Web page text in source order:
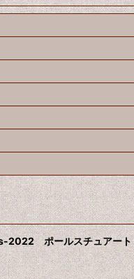
2022 ポールスチュアート